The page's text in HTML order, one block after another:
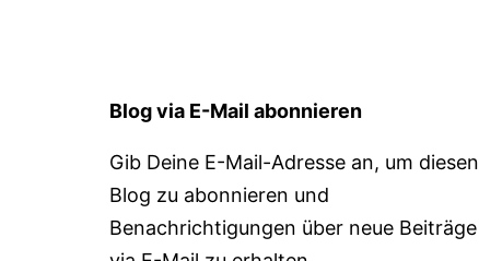
Blog via E-Mail abonnieren
Gib Deine E-Mail-Adresse an, um diesen
Blog zu abonnieren und
Benachrichtigungen über neue Beiträge